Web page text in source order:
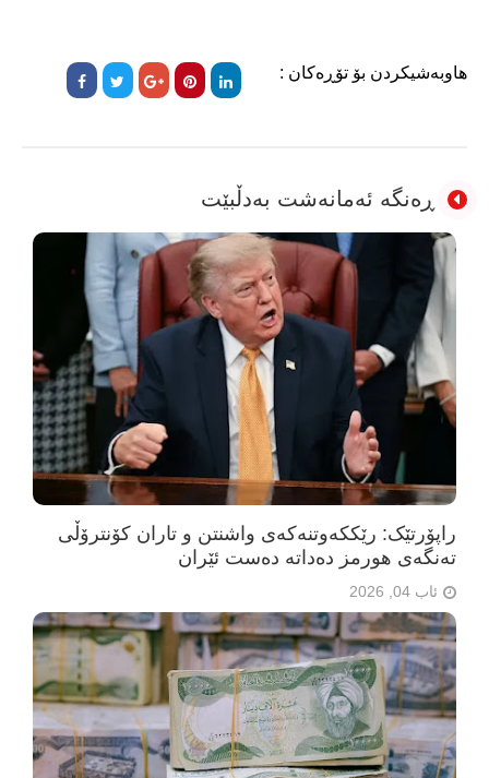
هاوبەشیکردن بۆ تۆڕەکان :
ڕەنگە ئەمانەشت بەدڵبێت
راپۆرتێک: رێککەوتنەکەی واشنتن و تاران کۆنترۆڵی
تەنگەی هورمز دەداتە دەست ئێران
ئاب 04, 2026